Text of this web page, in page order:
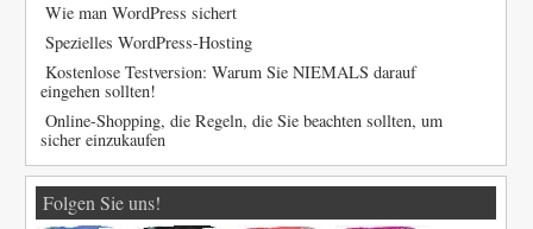
Wie man WordPress sichert
Spezielles WordPress-Hosting
Kostenlose Testversion: Warum Sie NIEMALS darauf
eingehen sollten!
Online-Shopping, die Regeln, die Sie beachten sollten, um
sicher einzukaufen
Folgen Sie uns!